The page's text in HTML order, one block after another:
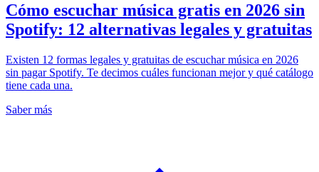
Cómo escuchar música gratis en 2026 sin
Spotify: 12 alternativas legales y gratuitas
Existen 12 formas legales y gratuitas de escuchar música en 2026
sin pagar Spotify. Te decimos cuáles funcionan mejor y qué catálogo
tiene cada una.
Saber más